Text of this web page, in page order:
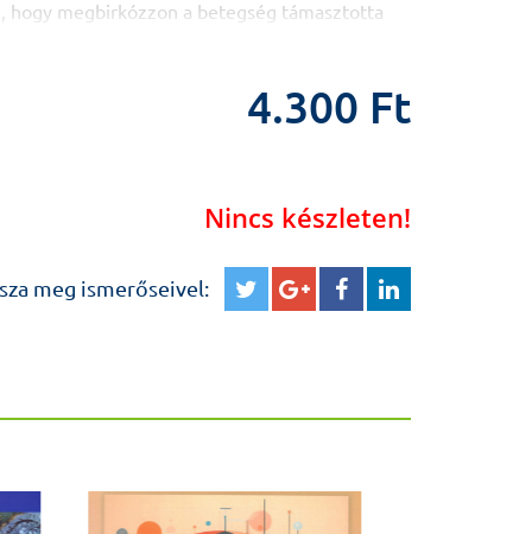
hogy megbirkózzon a betegség támasztotta
veszi a különböző rokonsági típusok
4.300 Ft
Nincs készleten!
meg ismerőseivel: